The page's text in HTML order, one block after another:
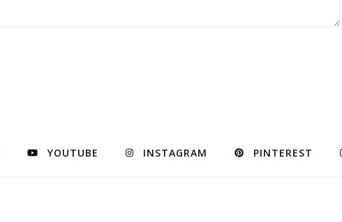
YOUTUBE INSTAGRAM PINTEREST